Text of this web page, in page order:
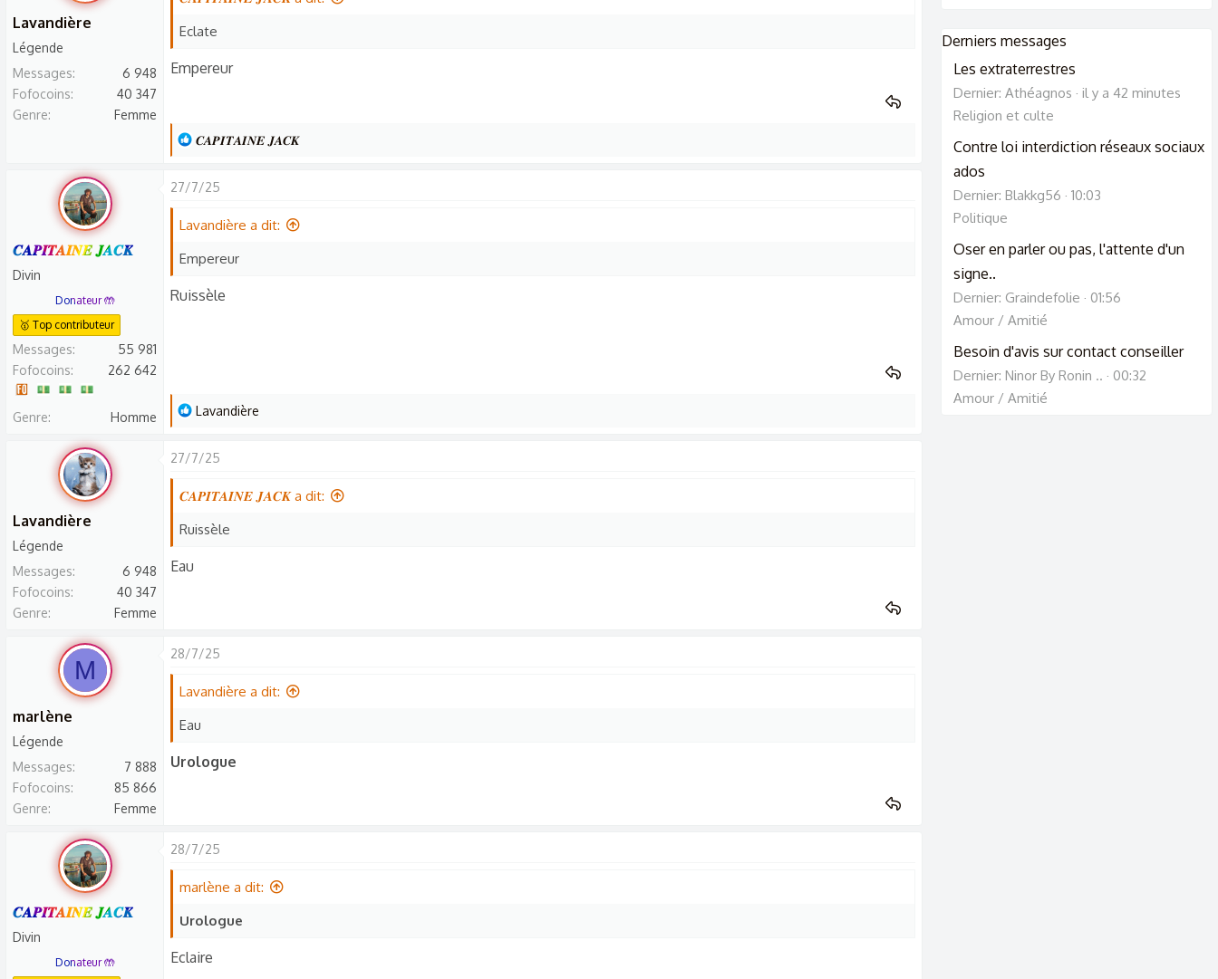
n
c
i
s
Lavandière
Légende
Messages
6 948
Fofocoins
40 347
Genre
Femme
Eclate
Empereur
L
s
é
c
i
𝑪𝑨𝑷𝑰𝑻𝑨𝑰𝑵𝑬 𝑱𝑨𝑪𝑲
𝑪𝑨𝑷𝑰𝑻𝑨𝑰𝑵𝑬 𝑱𝑨𝑪𝑲
Divin
Donateur 🤲
🥇 Top contributeur
Messages
55 981
Fofocoins
262 642
Genre Homme
27/7/25
Lavandière a dit:
Empereur
Ruissèle
L
s
é
c
:
Lavandière
Lavandière
Légende
Messages
6 948
Fofocoins
40 347
Genre
Femme
27/7/25
𝑪𝑨𝑷𝑰𝑻𝑨𝑰𝑵𝑬 𝑱𝑨𝑪𝑲 a dit:
Ruissèle
Eau
M
marlène
Légende
Messages
7 888
Fofocoins
85 866
Genre
Femme
28/7/25
Lavandière a dit:
Eau
Urologue
𝑪𝑨𝑷𝑰𝑻𝑨𝑰𝑵𝑬 𝑱𝑨𝑪𝑲
Divin
Donateur 🤲
28/7/25
marlène a dit:
Urologue
Eclaire
Derniers messages
Les extraterrestres
Dernier: Athéagnos
il y a 42 minutes
Religion et culte
Contre loi interdiction réseaux sociaux
ados
Dernier: Blakkg56
10:03
Politique
Oser en parler ou pas, l'attente d'un
signe..
Dernier: Graindefolie
01:56
Amour / Amitié
Besoin d'avis sur contact conseiller
Dernier: Ninor By Ronin ..
00:32
Amour / Amitié